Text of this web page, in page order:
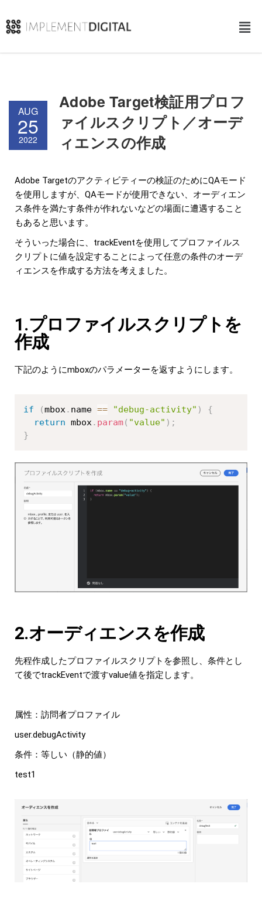
AUG
25
2022
Adobe Target検証用プロフ
ァイルスクリプト／オーデ
ィエンスの作成
Adobe Targetのアクティビティーの検証のためにQAモード
を使用しますが、QAモードが使用できない、オーディエン
ス条件を満たす条件が作れないなどの場面に遭遇すること
もあると思います。
そういった場合に、trackEventを使用してプロファイルス
クリプトに値を設定することによって任意の条件のオーデ
ィエンスを作成する方法を考えました。
1.プロファイルスクリプトを
作成
下記のようにmboxのパラメーターを返すようにします。
if (mbox. name == "debug-activity" )
{
return mbox. param( "value" ) ;
}
2.オーディエンスを作成
先程作成したプロファイルスクリプトを参照し、条件とし
て後でtrackEventで渡すvalue値を指定します。
属性：訪問者プロファイル
user.debugActivity
条件：等しい（静的値）
test1